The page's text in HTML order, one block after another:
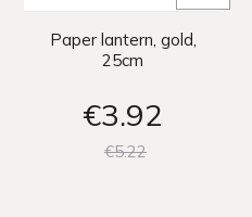
Paper lantern, gold,
25cm
€3 92
€522